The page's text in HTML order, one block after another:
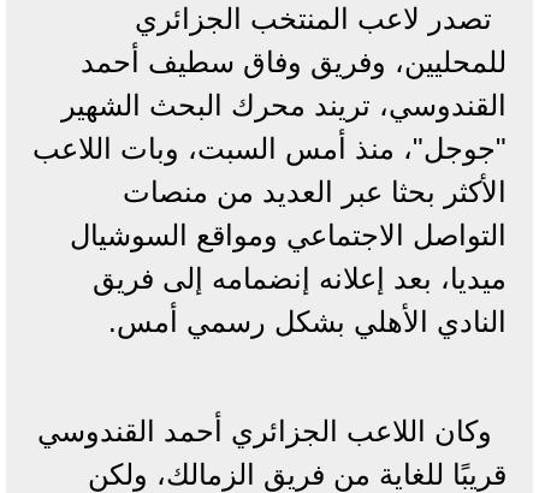
تصدر لاعب المنتخب الجزائري
للمحليين، وفريق وفاق سطيف أحمد
القندوسي، تريند محرك البحث الشهير
"جوجل"، منذ أمس السبت، وبات اللاعب
الأكثر بحثا عبر العديد من منصات
التواصل الاجتماعي ومواقع السوشيال
ميديا، بعد إعلانه إنضمامه إلى فريق
النادي الأهلي بشكل رسمي أمس.
وكان اللاعب الجزائري أحمد القندوسي
قريبًا للغاية من فريق الزمالك، ولكن